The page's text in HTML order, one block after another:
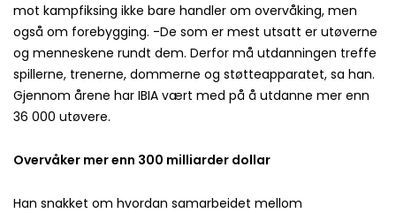
mot kampfiksing ikke bare handler om overvåking, men
også om forebygging. -De som er mest utsatt er utøverne
og menneskene rundt dem. Derfor må utdanningen treffe
spillerne, trenerne, dommerne og støtteapparatet, sa han.
Gjennom årene har IBIA vært med på å utdanne mer enn
36 000 utøvere.
Overvåker mer enn 300 milliarder dollar
Han snakket om hvordan samarbeidet mellom